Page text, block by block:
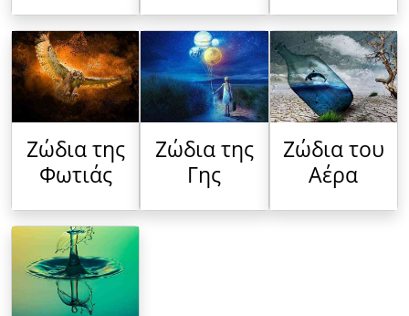
Ζώδια της
Φωτιάς
Ζώδια της
Γης
Ζώδια του
Αέρα